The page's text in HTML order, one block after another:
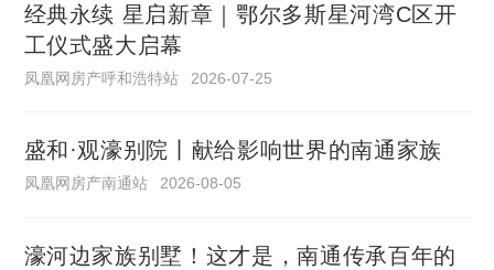
经典永续 星启新章｜鄂尔多斯星河湾C区开
工仪式盛大启幕
凤凰网房产呼和浩特站 2026-07-25
盛和·观濠别院丨献给影响世界的南通家族
凤凰网房产南通站 2026-08-05
濠河边家族别墅！这才是，南通传承百年的